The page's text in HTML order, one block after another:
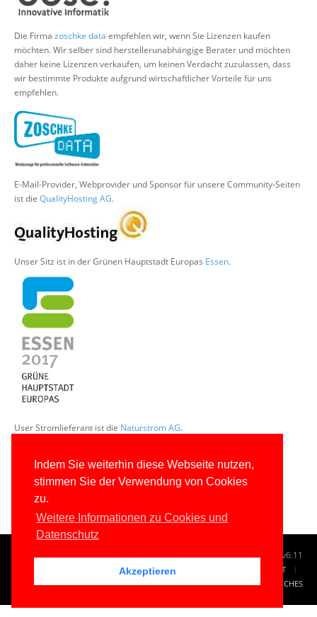
Indem Sie weiterhin diese Webseite nutzen,
stimmen Sie der Verwendung von Cookies
zu.
Weitere Informationen zu Cookies und
Datenschutz
Akzeptieren
Suche
Die Firma zoschke data empfehlen wir, wenn Sie Lizenzen kaufen
möchten. Wir selber sind herstellerunabhängige Berater und möchten
daher keine Lizenzen verkaufen, um keinen Verdacht zuzulassen, dass
wir bestimmte Produkte aufgrund wirtschaftlicher Vorteile für uns
empfehlen.
E-Mail-Provider, Webprovider und Sponsor für unsere Community-Seiten
ist die QualityHosting AG.
Unser Sitz ist in der Grünen Hauptstadt Europas Essen.
User Stromlieferant ist die Naturstrom AG.
© 1996-2026www.IT-Visions.de-Dr. Holger Schwichtenberg v6.11
TAG CLOUD
KONTAKT
IMPRESSUM
RECHTLICHES